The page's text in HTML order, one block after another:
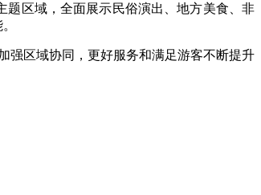
区域，全面展示民俗演出、地方美食、非
区域协同，更好服务和满足游客不断提升